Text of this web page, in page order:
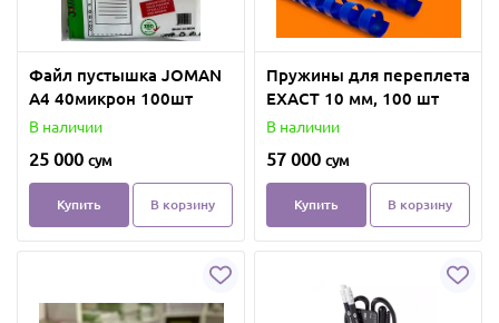
Файл пустышка JOMAN
A4 40микрон 100шт
В наличии
25 000 сум
Купить В корзину
Пружины для переплета
EXACT 10 мм, 100 шт
В наличии
57 000 сум
Купить В корзину